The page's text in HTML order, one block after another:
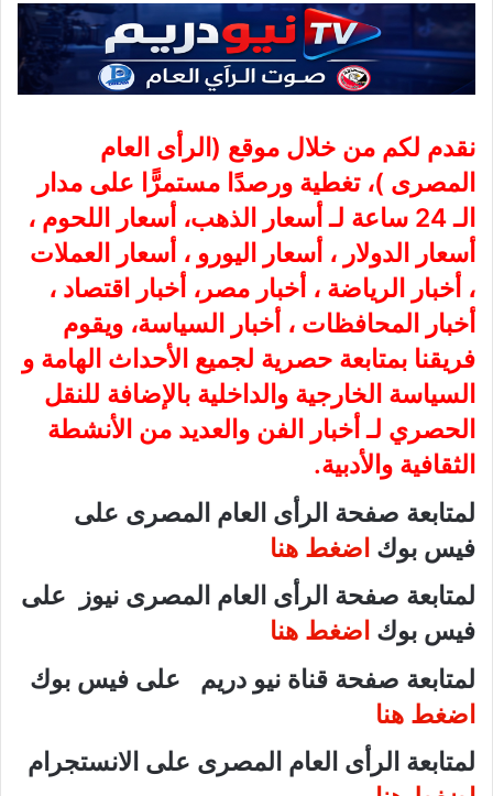
نقدم لكم من خلال موقع ( الرأى العام
المصرى )، تغطية ورصدًا مستمرًّا على مدار
الـ 24 ساعة لـ أسعار الذهب، أسعار اللحوم ،
أسعار الدولار ، أسعار اليورو ، أسعار العملات
، أخبار الرياضة ، أخبار مصر، أخبار اقتصاد ،
أخبار المحافظات ، أخبار السياسة، ويقوم
فريقنا بمتابعة حصرية لجميع الأحداث الهامة و
السياسة الخارجية والداخلية بالإضافة للنقل
الحصري لـ أخبار الفن والعديد من الأنشطة
الثقافية والأدبية.
لمتابعة صفحة الرأى العام المصرى على
فيس بوك اضغط هنا
لمتابعة صفحة الرأى العام المصرى نيوز على
فيس بوك اضغط هنا
لمتابعة صفحة قناة نيو دريم على فيس بوك
اضغط هنا
لمتابعة الرأى العام المصرى على الانستجرام